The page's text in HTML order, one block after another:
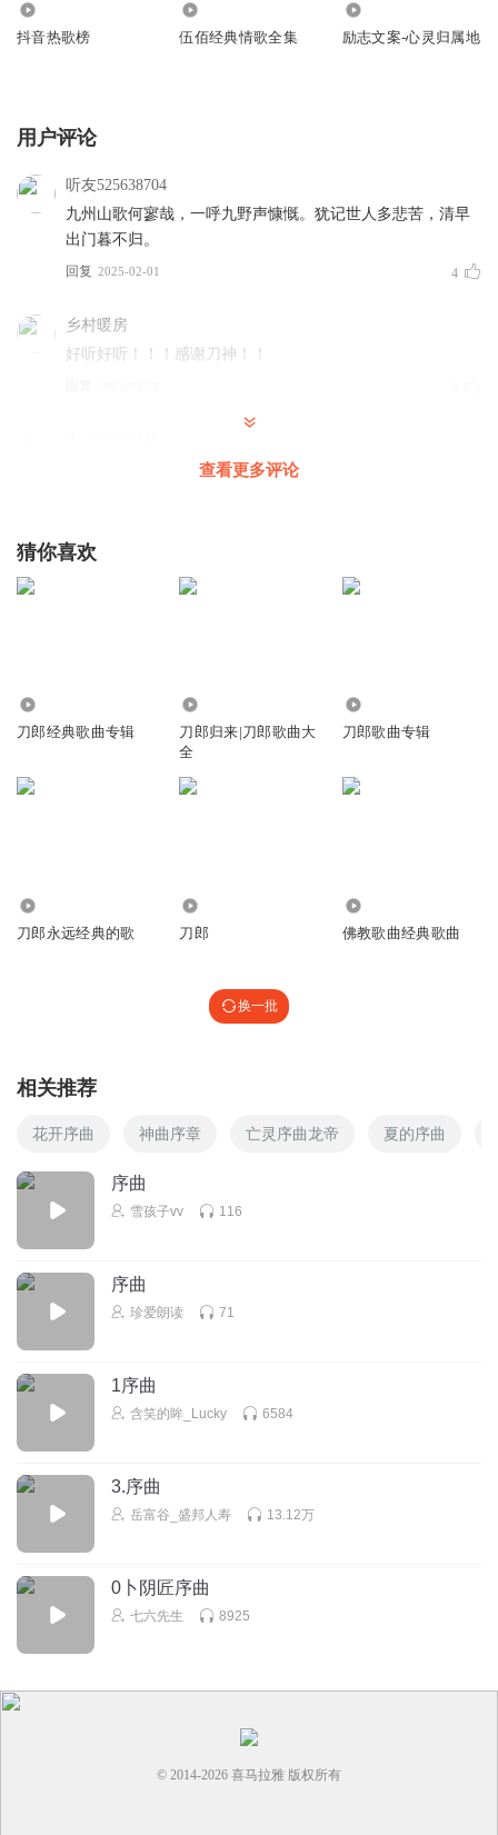
抖音热歌榜 伍佰经典情歌全集 励志文案-心灵归属地
用户评论
听友525638704
九州山歌何寥哉，一呼九野声慷慨。犹记世人多悲苦，清早
出门暮不归。
回复 2025-02-01 4
乡村暖房
好听好听！！！感谢刀神！！
听友449985844
回复 2024-11-06
查看更多评论
猜你喜欢
刀郎经典歌曲专辑
刀郎归来|刀郎歌曲大
全
刀郎歌曲专辑
刀郎永远经典的歌 刀郎 佛教歌曲经典歌曲
换一批
相关推荐
花开序曲 神曲序章 亡灵序曲龙帝 夏的序曲
序曲
雪孩子vv 116
序曲
珍爱朗读 71
1序曲
含笑的眸_Lucky 6584
3.序曲
岳富谷_盛邦人寿 13.12万
0卜阴匠序曲
七六先生 8925
© 2014-2026 喜马拉雅 版权所有